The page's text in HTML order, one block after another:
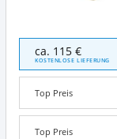
skillworx
Parallettes
Angebote:
Parallettes
erhältlich?
ca. 115 €
KOSTENLOSE LIEFERUNG
Top Preis
Top Preis